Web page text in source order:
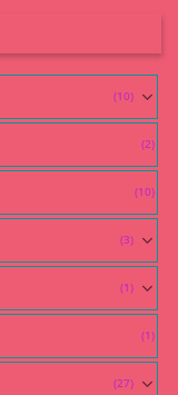
(10)
(2)
(10)
(3)
(1)
(1)
(27)